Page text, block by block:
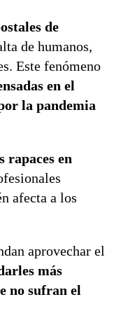
de
de humanos,
Este fenómeno
en el
la pandemia
rapaces en
afecta a los
aprovechar el
más
no sufran el